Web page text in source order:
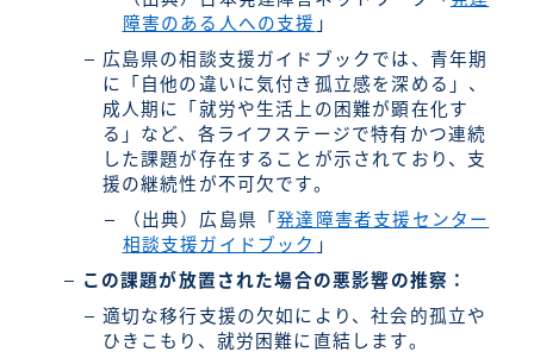
障害のある人への支援 」
広島県の相談支援ガイドブックでは、青年期
に「自他の違いに気付き孤立感を深める」、
成人期に「就労や生活上の困難が顕在化す
る」など、各ライフステージで特有かつ連続
した課題が存在することが示されており、支
援の継続性が不可欠です。
（出典）広島県「発達障害者支援センター
相談支援ガイドブック 」
この課題が放置された場合の悪影響の推察：
適切な移行支援の欠如により、社会的孤立や
ひきこもり、就労困難に直結します。